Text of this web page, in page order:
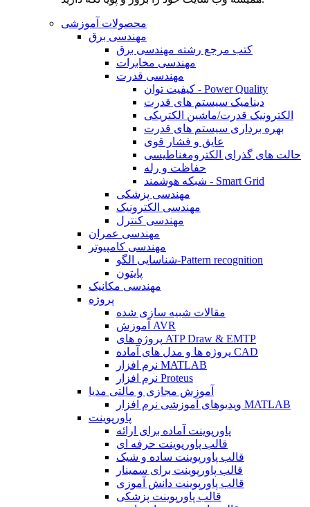
محصولات آموزشی
مهندسی برق
کتب مرجع رشته مهندسی برق
مهندسی مخابرات
مهندسی قدرت
کیفیت توان - Power Quality
دینامیک سیستم های قدرت
الکترونیک قدرت/ماشین الکتریکی
بهره برداری سیستم های قدرت
عایق و فشار قوی
حالت های گذرای الکترومغناطیسی
حفاظت و رله
شبکه هوشمند - Smart Grid
مهندسی پزشکی
مهندسی الکترونیک
مهندسی کنترل
مهندسی عمران
مهندسی کامپیوتر
شناسایی الگو-Pattern recognition
پایتون
مهندسی مکانیک
پروژه
مقالات شبیه سازی شده
آموزش AVR
پروژه های ATP Draw & EMTP
پروژه ها و مدل های آماده CAD
نرم افزار MATLAB
نرم افزار Proteus
آموزش مجازی و مالتی مدیا
ویدیوهای آموزشی نرم افزار MATLAB
پاورپوینت
پاورپوینت آماده برای ارائه
قالب پاورپوینت حرفه ای
قالب پاورپوینت ساده و شیک
قالب پاورپوینت برای سمینار
قالب پاورپوینت دانش آموزی
قالب پاورپوینت پزشکی